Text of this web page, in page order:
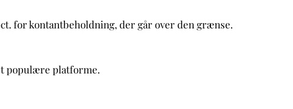
for kontantbeholdning, der går over den grænse.
populære platforme.